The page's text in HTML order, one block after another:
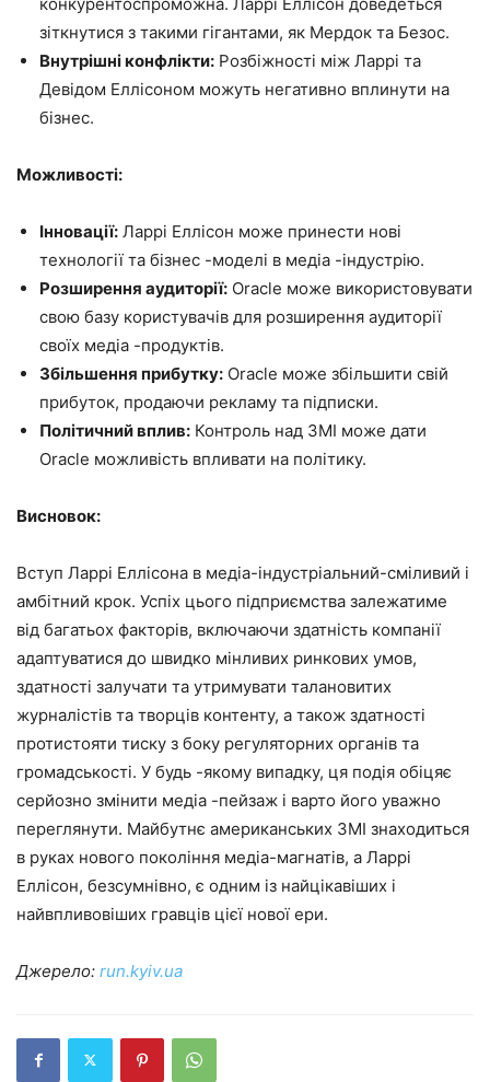
зіткнутися з такими гігантами, як Мердок та Безос.
Внутрішні конфлікти: Розбіжності між Ларрі та
Девідом Еллісоном можуть негативно вплинути на
бізнес.
Можливості:
Інновації: Ларрі Еллісон може принести нові
технології та бізнес -моделі в медіа -індустрію.
Розширення аудиторії: Oracle може використовувати
свою базу користувачів для розширення аудиторії
своїх медіа -продуктів.
Збільшення прибутку: Oracle може збільшити свій
прибуток, продаючи рекламу та підписки.
Політичний вплив: Контроль над ЗМІ може дати
Oracle можливість впливати на політику.
Висновок:
Вступ Ларрі Еллісона в медіа-індустріальний-сміливий і
амбітний крок. Успіх цього підприємства залежатиме
від багатьох факторів, включаючи здатність компанії
адаптуватися до швидко мінливих ринкових умов,
здатності залучати та утримувати талановитих
журналістів та творців контенту, а також здатності
протистояти тиску з боку регуляторних органів та
громадськості. У будь -якому випадку, ця подія обіцяє
серйозно змінити медіа -пейзаж і варто його уважно
переглянути. Майбутнє американських ЗМІ знаходиться
в руках нового покоління медіа-магнатів, а Ларрі
Еллісон, безсумнівно, є одним із найцікавіших і
найвпливовіших гравців цієї нової ери.
Джерело: run.kyiv.ua